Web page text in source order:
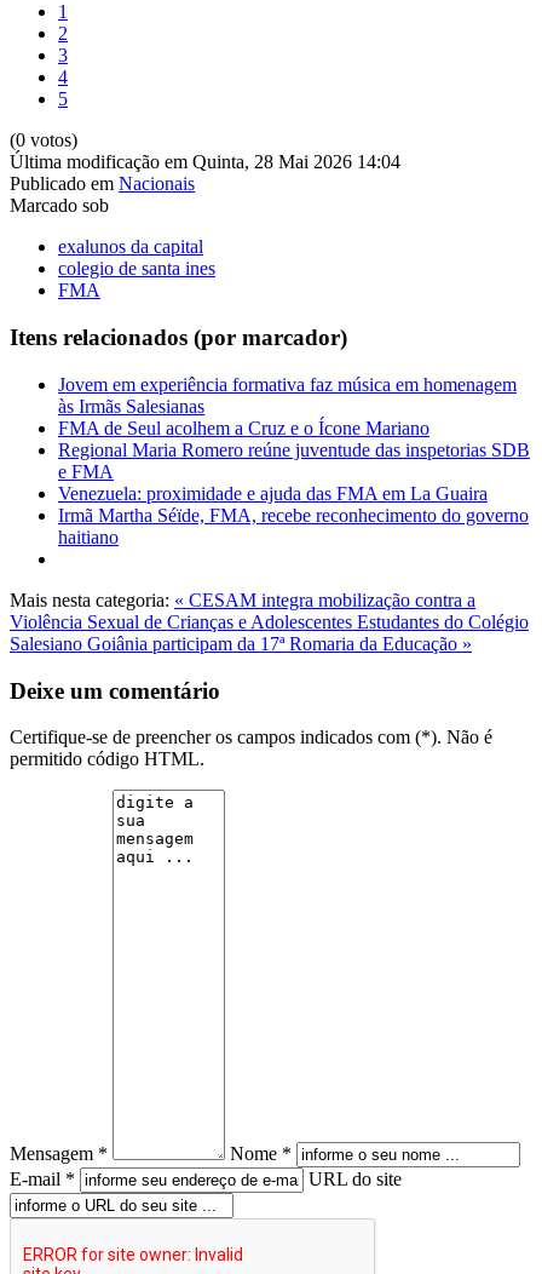
1
2
3
4
5
(0 votos)
Última modificação em Quinta, 28 Mai 2026 14:04
Publicado em Nacionais
Marcado sob
exalunos da capital
colegio de santa ines
FMA
Itens relacionados (por marcador)
Jovem em experiência formativa faz música em homenagem
às Irmãs Salesianas
FMA de Seul acolhem a Cruz e o Ícone Mariano
Regional Maria Romero reúne juventude das inspetorias SDB
e FMA
Venezuela: proximidade e ajuda das FMA em La Guaira
Irmã Martha Séïde, FMA, recebe reconhecimento do governo
haitiano
Mais nesta categoria: « CESAM integra mobilização contra a
Violência Sexual de Crianças e Adolescentes Estudantes do Colégio
Salesiano Goiânia participam da 17ª Romaria da Educação »
Deixe um comentário
Certifique-se de preencher os campos indicados com (*). Não é
permitido código HTML.
Mensagem *
Nome *
E-mail *
URL do site